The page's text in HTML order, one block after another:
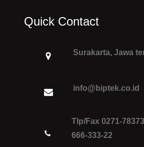
Quick Contact
Surakarta, Jawa
info@biptek.co.id
Tlp/Fax 0271-
666-333-22